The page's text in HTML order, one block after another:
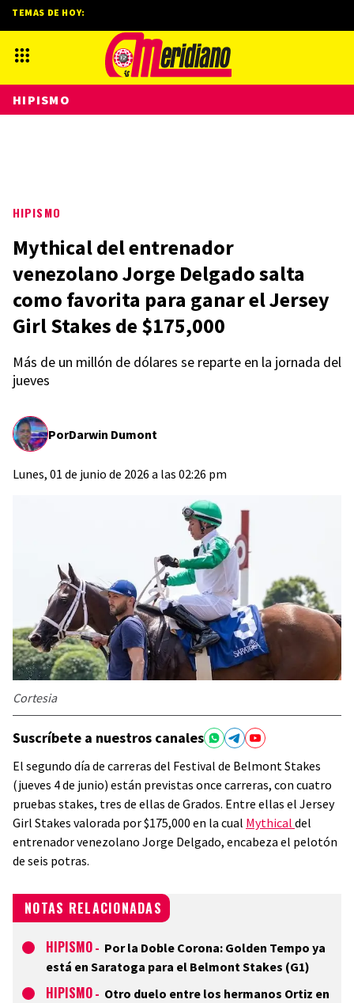
HIPISMO
Mythical del entrenador
venezolano Jorge Delgado salta
como favorita para ganar el Jersey
Girl Stakes de $175,000
Más de un millón de dólares se reparte en la jornada del
jueves
PorDarwin Dumont
Lunes, 01 de junio de 2026 a las 02:26 pm
Cortesia
Suscríbete a nuestros canales
El segundo día de carreras del Festival de Belmont Stakes
(jueves 4 de junio) están previstas once carreras, con cuatro
pruebas stakes, tres de ellas de Grados. Entre ellas el Jersey
Girl Stakes valorada por $175,000 en la cual Mythical del
entrenador venezolano Jorge Delgado, encabeza el pelotón
de seis potras.
NOTAS RELACIONADAS
HIPISMO - Por la Doble Corona: Golden Tempo ya
está en Saratoga para el Belmont Stakes (G1)
HIPISMO - Otro duelo entre los hermanos Ortiz en
TEMAS DE HOY:
HIPISMO